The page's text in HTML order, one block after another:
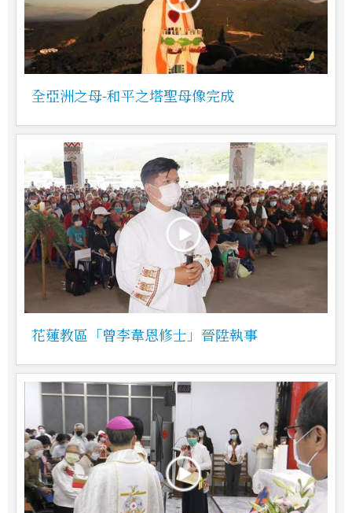
全亞洲之母-和平之塔聖母像完成
花蓮教區「曾李韋恩修士」晉陞執事